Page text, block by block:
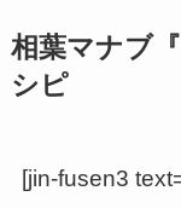
相葉マナブ
シピ
[jin-fusen3